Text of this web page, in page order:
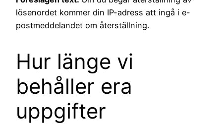
lösenordet kommer din IP-adress att ingå i e-
postmeddelandet om återställning.
Hur länge vi
behåller era
uppgifter